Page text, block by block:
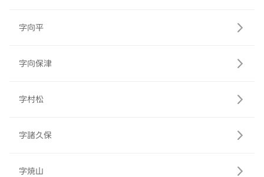
字向平
字向保津
字村松
字諸久保
字焼山